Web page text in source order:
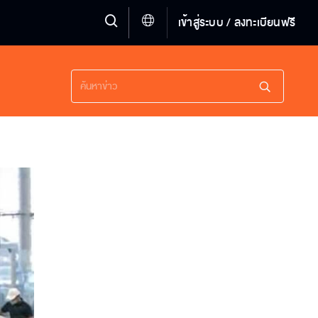
เข้าสู่ระบบ / ลงทะเบียนฟรี